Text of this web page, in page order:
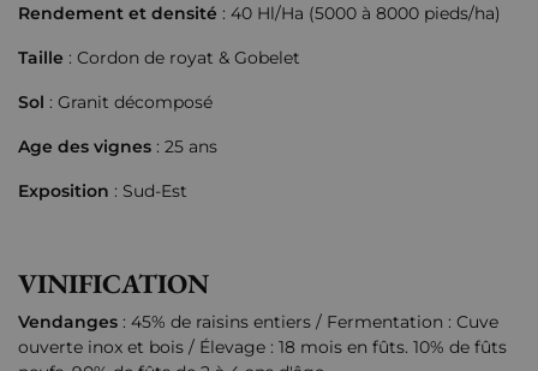
Rendement et densité : 40 Hl/Ha (5000 à 8000 pieds/ha)
Taille : Cordon de royat & Gobelet
Sol : Granit décomposé
Age des vignes : 25 ans
Exposition : Sud-Est
VINIFICATION
Vendanges : 45% de raisins entiers / Fermentation : Cuve
ouverte inox et bois / Élevage : 18 mois en fûts. 10% de fûts